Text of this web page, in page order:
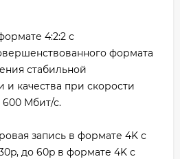
4:2:2 с
формата
стабильной
и качества при скорости
Мбит/с.
запись в формате 4K с
до 60p в формате 4K с